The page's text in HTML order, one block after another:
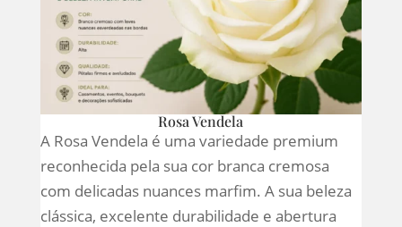
Rosa Vendela
A Rosa Vendela é uma variedade premium
reconhecida pela sua cor branca cremosa
com delicadas nuances marfim. A sua beleza
clássica, excelente durabilidade e abertura